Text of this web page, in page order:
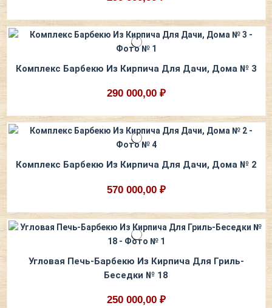
Комплекс Барбекю Из Кирпича Для Дачи, Дома № 3
290 000,00 ₽
Комплекс Барбекю Из Кирпича Для Дачи, Дома № 2
570 000,00 ₽
Угловая Печь-Барбекю Из Кирпича Для Гриль-
Беседки № 18
250 000,00 ₽